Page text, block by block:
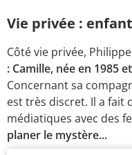
Vie privée :
Côté vie privée,
: Camille, née en 1985
Concernant sa
est très discret. Il a fait
médiatiques avec des
planer le mystère...